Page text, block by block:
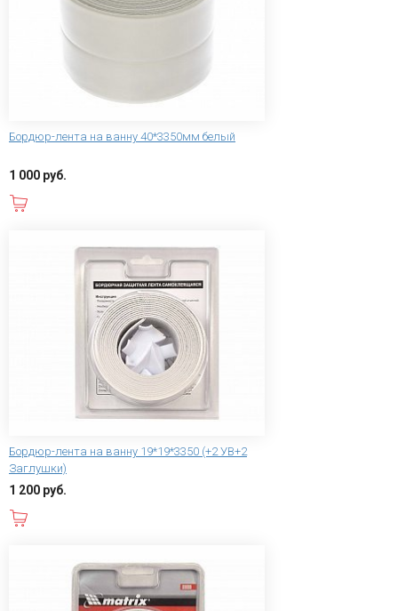
Бордюр-лента на ванну 40*3350мм белый
1 000 руб.
Бордюр-лента на ванну 19*19*3350 (+2 УВ+2
Заглушки)
1 200 руб.